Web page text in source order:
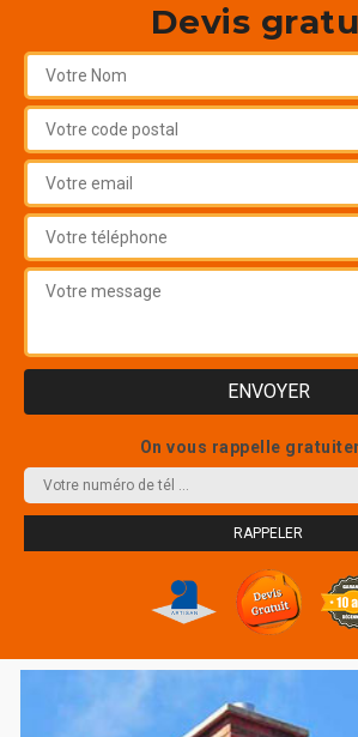
Devis
On vous rappelle